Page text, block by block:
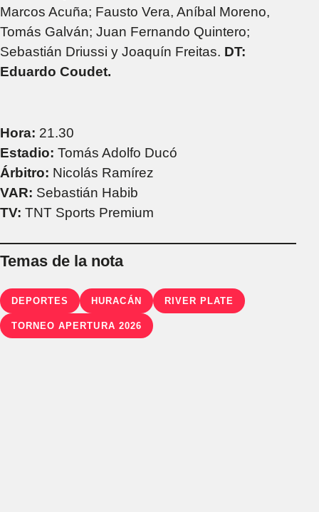
Marcos Acuña; Fausto Vera, Aníbal Moreno,
Tomás Galván; Juan Fernando Quintero;
Sebastián Driussi y Joaquín Freitas. DT:
Eduardo Coudet.
Hora: 21.30
Estadio: Tomás Adolfo Ducó
Árbitro: Nicolás Ramírez
VAR: Sebastián Habib
TV: TNT Sports Premium
Temas de la nota
DEPORTES HURACÁN RIVER PLATE
TORNEO APERTURA 2026